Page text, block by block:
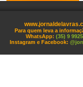
Para quem leva a
WhatsApp: (35) 9
Instagram e Facebook: